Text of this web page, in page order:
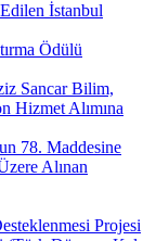
İstanbul
Ödülü
Sancar Bilim,
Hizmet Alımına
78. Maddesine
Alınan
Projesi